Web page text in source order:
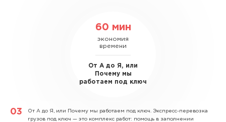
60 мин
экономия
времени
От А до Я, или
Почему мы
работаем под ключ
От А до Я, или Почему мы работаем под ключ. Экспресс-перевозка
грузов под ключ — это комплекс работ: помощь в заполнении